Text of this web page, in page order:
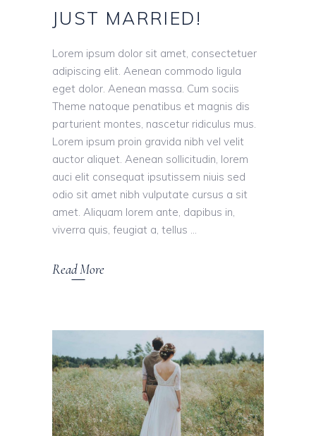
JUST MARRIED!
Lorem ipsum dolor sit amet, consectetuer
adipiscing elit. Aenean commodo ligula
eget dolor. Aenean massa. Cum sociis
Theme natoque penatibus et magnis dis
parturient montes, nascetur ridiculus mus.
Lorem ipsum proin gravida nibh vel velit
auctor aliquet. Aenean sollicitudin, lorem
auci elit consequat ipsutissem niuis sed
odio sit amet nibh vulputate cursus a sit
amet. Aliquam lorem ante, dapibus in,
viverra quis, feugiat a, tellus
Read More